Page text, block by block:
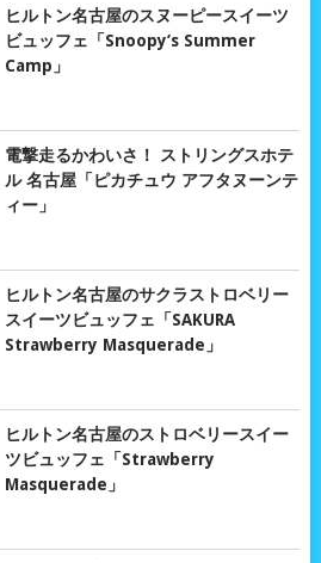
ヒルトン名古屋のスヌーピースイーツ
ビュッフェ「Snoopy’s Summer
Camp」
電撃走るかわいさ！ ストリングスホテ
ル 名古屋「ピカチュウ アフタヌーンテ
ィー」
ヒルトン名古屋のサクラストロベリー
スイーツビュッフェ「SAKURA
Strawberry Masquerade」
ヒルトン名古屋のストロベリースイー
ツビュッフェ「Strawberry
Masquerade」